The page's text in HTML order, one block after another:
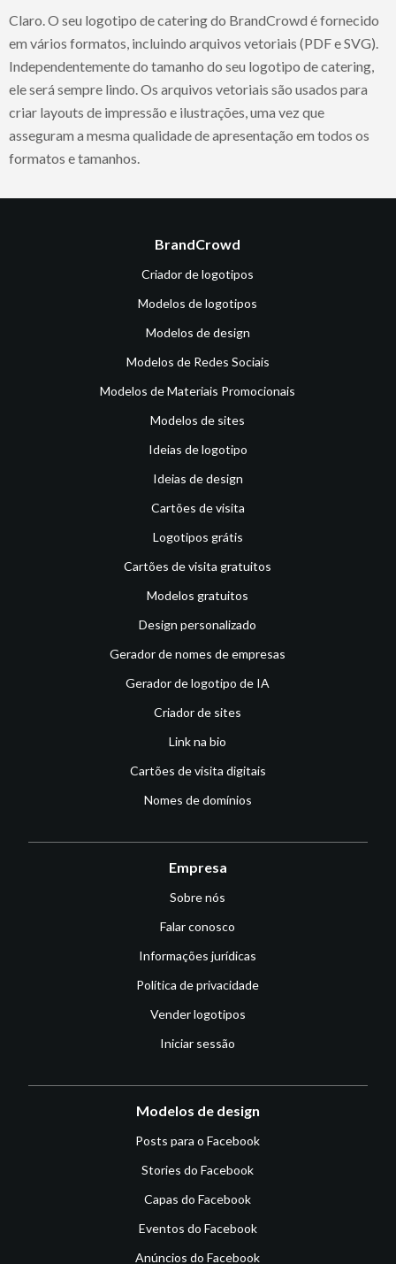
Claro. O seu logotipo de catering do BrandCrowd é fornecido
em vários formatos, incluindo arquivos vetoriais (PDF e SVG).
Independentemente do tamanho do seu logotipo de catering,
ele será sempre lindo. Os arquivos vetoriais são usados para
criar layouts de impressão e ilustrações, uma vez que
asseguram a mesma qualidade de apresentação em todos os
formatos e tamanhos.
BrandCrowd
Criador de logotipos
Modelos de logotipos
Modelos de design
Modelos de Redes Sociais
Modelos de Materiais Promocionais
Modelos de sites
Ideias de logotipo
Ideias de design
Cartões de visita
Logotipos grátis
Cartões de visita gratuitos
Modelos gratuitos
Design personalizado
Gerador de nomes de empresas
Gerador de logotipo de IA
Criador de sites
Link na bio
Cartões de visita digitais
Nomes de domínios
Empresa
Sobre nós
Falar conosco
Informações jurídicas
Política de privacidade
Vender logotipos
Iniciar sessão
Modelos de design
Posts para o Facebook
Stories do Facebook
Capas do Facebook
Eventos do Facebook
Anúncios do Facebook